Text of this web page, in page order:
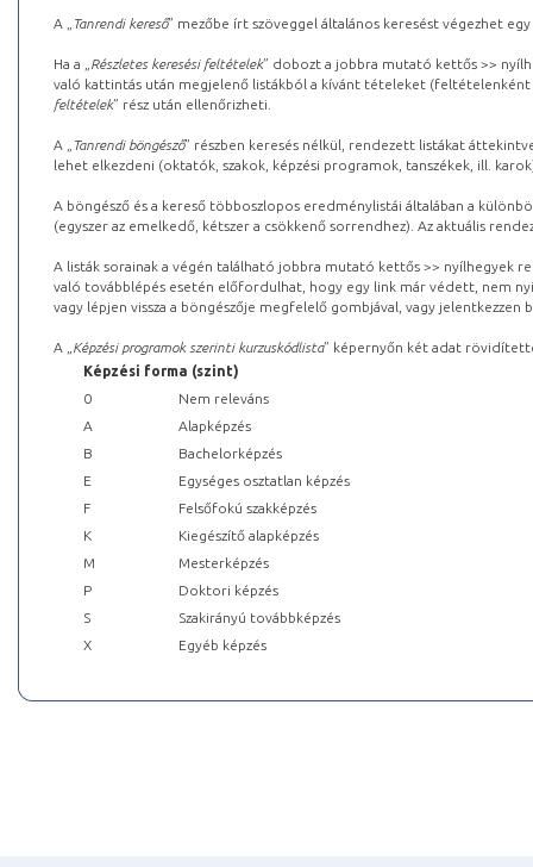
A „ Tanrendi kereső” mezőbe írt szöveggel általános keresést végezhet
Ha a „ Részletes keresési feltételek” dobozt a jobbra mutató kettős >>
való kattintás után megjelenő listákból a kívánt tételeket (feltételenként
feltételek” rész után ellenőrizheti.
A „ Tanrendi böngésző” részben keresés nélkül, rendezett listákat
lehet elkezdeni (oktatók, szakok, képzési programok, tanszékek, ill.
A böngésző és a kereső többoszlopos eredménylistái általában a
(egyszer az emelkedő, kétszer a csökkenő sorrendhez). Az aktuális
A listák sorainak a végén található jobbra mutató kettős >> nyílhegyek
való továbblépés esetén előfordulhat, hogy egy link már védett, nem
vagy lépjen vissza a böngészője megfelelő gombjával, vagy
A „ Képzési programok szerinti kurzuskódlista” képernyőn két adat
Képzési forma (szint)
0
Nem releváns
A
Alapképzés
B
Bachelorképzés
E
Egységes osztatlan képzés
F
Felsőfokú szakképzés
K
Kiegészítő alapképzés
M
Mesterképzés
P
Doktori képzés
S
Szakirányú továbbképzés
X
Egyéb képzés